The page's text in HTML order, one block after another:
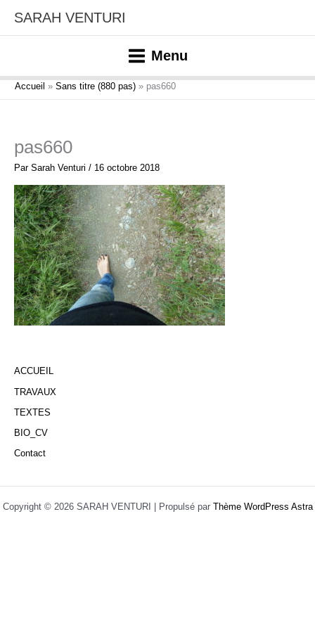
SARAH VENTURI
Menu
Accueil Sans titre (880 pas) pas660
pas660
Par Sarah Venturi / 16 octobre 2018
ACCUEIL
TRAVAUX
TEXTES
BIO_CV
Contact
Copyright © 2026 SARAH VENTURI | Propulsé par Thème WordPress Astra